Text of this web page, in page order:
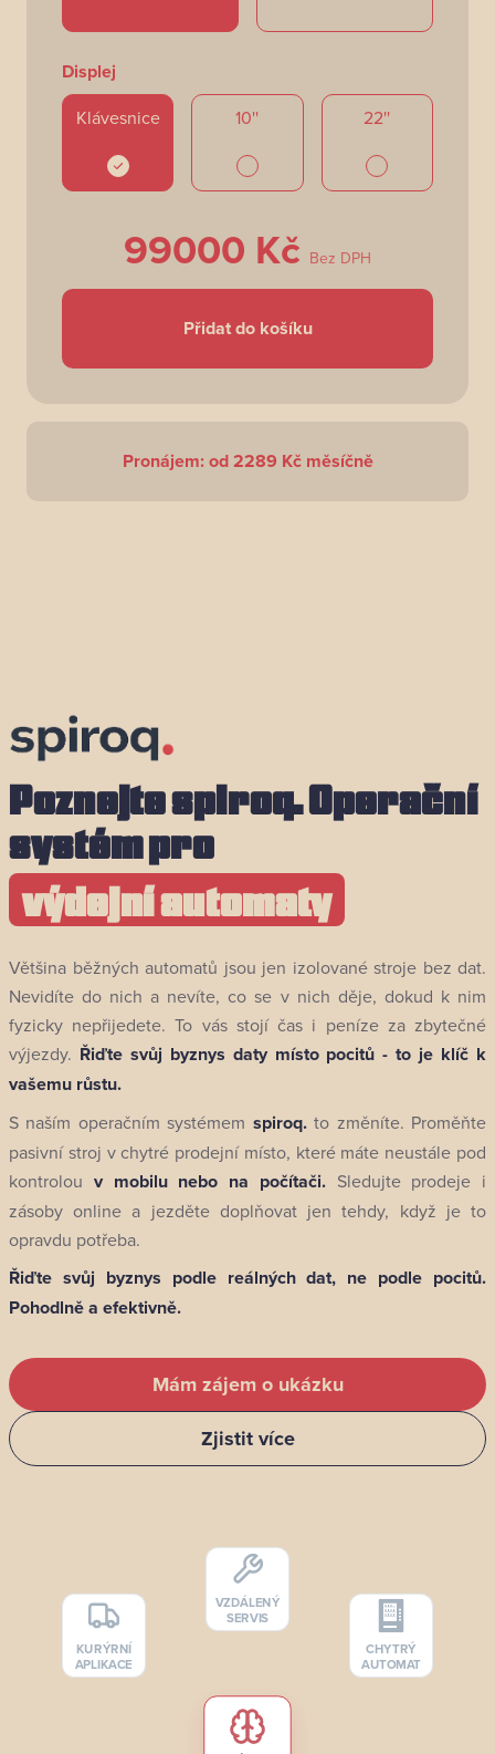
Displej
Klávesnice 10'' 22''
99000 Kč Bez DPH
Přidat do košíku
Pronájem: od2289 Kč měsíčně
Poznejte spiroq. Operační
systém pro
výdejní automaty
Většina běžných automatů jsou jen izolované stroje bez dat.
Nevidíte do nich a nevíte, co se v nich děje, dokud k nim
fyzicky nepřijedete. To vás stojí čas i peníze za zbytečné
výjezdy. Řiďte svůj byznys daty místo pocitů - to je klíč k
vašemu růstu.
S naším operačním systémem spiroq.to změníte. Proměňte
pasivní stroj v chytré prodejní místo, které máte neustále pod
kontrolou v mobilu nebo na počítači.Sledujte prodeje i
zásoby online a jezděte doplňovat jen tehdy, když je to
opravdu potřeba.
Řiďte svůj byznys podle reálných dat, ne podle pocitů.
Pohodlně a efektivně.
Mám zájem o ukázku
Zjistit více
KURÝRNÍ
APLIKACE
VZDÁLENÝ
SERVIS
CHYTRÝ
AUTOMAT